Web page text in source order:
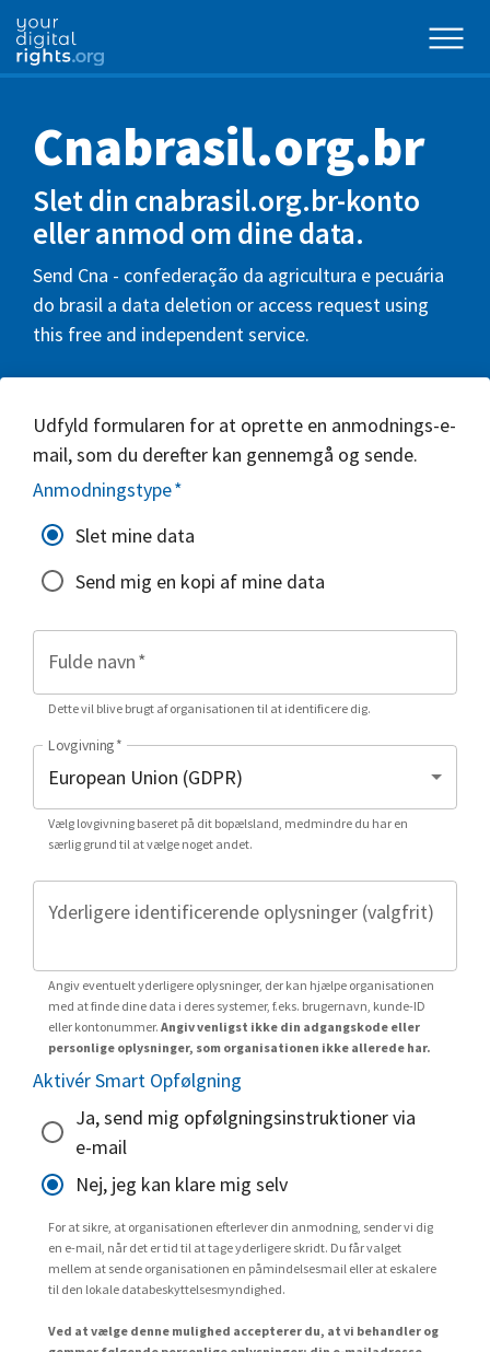
Cnabrasil.org.br
Slet din cnabrasil.org.br-konto
eller anmod om dine data.
Send Cna - confederação da agricultura e pecuária
do brasil a data deletion or access request using
this free and independent service.
Udfyld formularen for at oprette en anmodnings-e-
mail, som du derefter kan gennemgå og sende.
Anmodningstype*
Slet mine data
Send mig en kopi af mine data
Fulde navn*
Dette vil blive brugt af organisationen til at identificere dig.
Lovgivning*
Vælg lovgivning baseret på dit bopælsland, medmindre du har en
særlig grund til at vælge noget andet.
Yderligere identificerende oplysninger (valgfrit)
Angiv eventuelt yderligere oplysninger, der kan hjælpe organisationen
med at finde dine data i deres systemer, f.eks. brugernavn, kunde-ID
eller kontonummer. Angiv venligst ikke din adgangskode eller
personlige oplysninger, som organisationen ikke allerede har.
Aktivér Smart Opfølgning
Ja, send mig opfølgningsinstruktioner via
e-mail
Nej, jeg kan klare mig selv
For at sikre, at organisationen efterlever din anmodning, sender vi dig
en e-mail, når det er tid til at tage yderligere skridt. Du får valget
mellem at sende organisationen en påmindelsesmail eller at eskalere
til den lokale databeskyttelsesmyndighed.
Ved at vælge denne mulighed accepterer du, at vi behandler og